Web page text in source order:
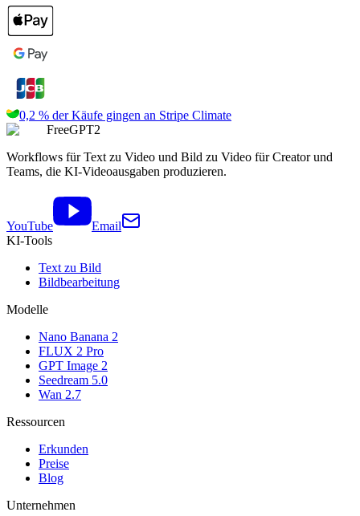
0,2 % der Käufe gingen an Stripe Climate
FreeGPT2
Workflows für Text zu Video und Bild zu Video für Creator und
Teams, die KI-Videoausgaben produzieren.
YouTube
Email
KI-Tools
Text zu Bild
Bildbearbeitung
Modelle
Nano Banana 2
FLUX 2 Pro
GPT Image 2
Seedream 5.0
Wan 2.7
Ressourcen
Erkunden
Preise
Blog
Unternehmen